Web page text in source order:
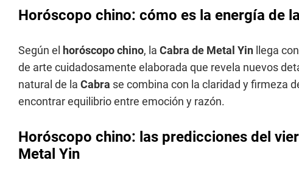
Horóscopo chino: cómo es la energía de
Según el horóscopo chino, la Cabra de Metal Yin llega
de arte cuidadosamente elaborada que revela nuevos
natural de la Cabra se combina con la claridad y firmeza
encontrar equilibrio entre emoción y razón.
Horóscopo chino: las predicciones del
Metal Yin